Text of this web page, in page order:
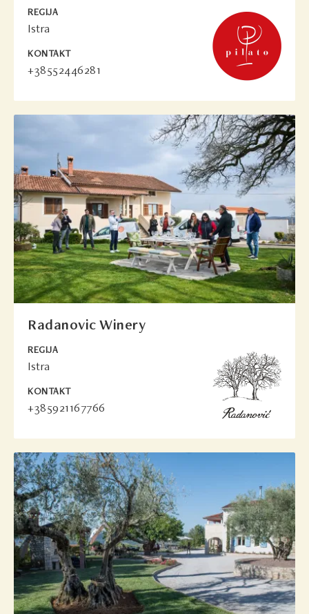
REGIJA
Istra
KONTAKT
+38552446281
Radanovic Winery
REGIJA
Istra
KONTAKT
+385921167766